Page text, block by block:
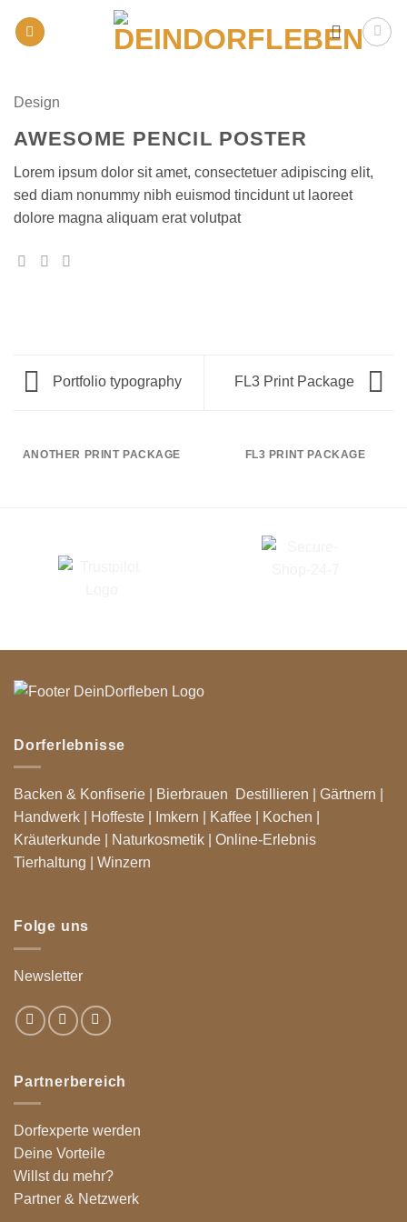
Inhalt
Design
AWESOME PENCIL POSTER
Lorem ipsum dolor sit amet, consectetuer adipiscing elit,
sed diam nonummy nibh euismod tincidunt ut laoreet
dolore magna aliquam erat volutpat
Portfolio typography FL3 Print Package
ANOTHER PRINT PACKAGE FL3 PRINT PACKAGE
Dorferlebnisse
Backen & Konfiserie Bierbrauen Destillieren Gärtnern
Handwerk
Hoffeste Imkern Kaffee Kochen
Kräuterkunde |
Naturkosmetik
Online-Erlebnis
Tierhaltung
Winzern
Folge uns
Newsletter
Partnerbereich
Dorfexperte werden
Deine Vorteile
Willst du mehr?
Partner & Netzwerk